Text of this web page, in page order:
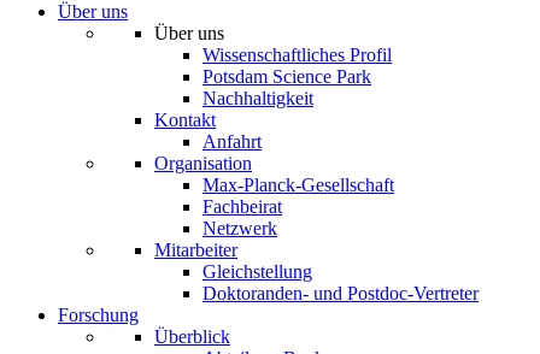
Über uns
Über uns
Wissenschaftliches Profil
Potsdam Science Park
Nachhaltigkeit
Kontakt
Anfahrt
Organisation
Max-Planck-Gesellschaft
Fachbeirat
Netzwerk
Mitarbeiter
Gleichstellung
Doktoranden- und Postdoc-Vertreter
Forschung
Überblick